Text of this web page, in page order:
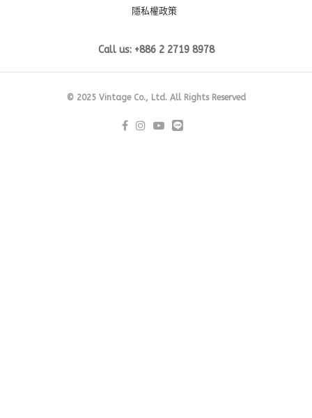
隱私權政策
Call us: +886 2 2719 8978
© 2025 Vintage Co., Ltd. All Rights Reserved